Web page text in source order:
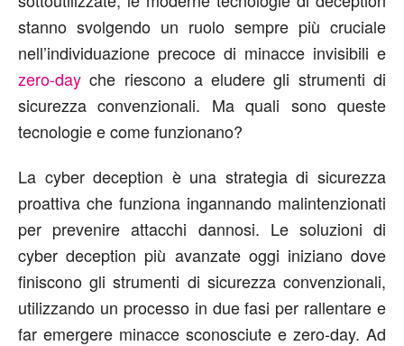
stanno svolgendo un ruolo sempre più cruciale
nell’individuazione precoce di minacce invisibili e
zero-day che riescono a eludere gli strumenti di
sicurezza convenzionali. Ma quali sono queste
tecnologie e come funzionano?
La cyber deception è una strategia di sicurezza
proattiva che funziona ingannando malintenzionati
per prevenire attacchi dannosi. Le soluzioni di
cyber deception più avanzate oggi iniziano dove
finiscono gli strumenti di sicurezza convenzionali,
utilizzando un processo in due fasi per rallentare e
far emergere minacce sconosciute e zero-day. Ad